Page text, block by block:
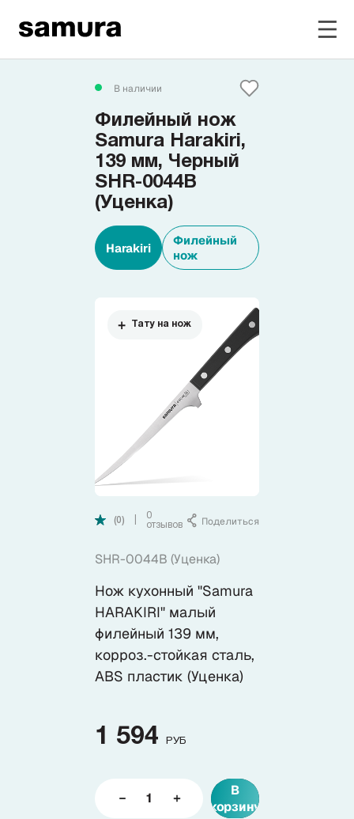
Избранное
Войти в личный кабинет
Смотреть весь каталог
Ножи по назначению
Популярные подборки
Аксессуары
Подарочные карты
В наличии
Филейный нож
Samura Harakiri,
139 мм, Черный
SHR-0044B
(Уценка)
Harakiri
Филейный
нож
Тату на нож
(0)
0
отзывов
Поделиться
SHR-0044B (Уценка)
Нож кухонный "Samura
HARAKIRI" малый
филейный 139 мм,
корроз.-стойкая сталь,
ABS пластик (Уценка)
1 594 РУБ
В
корзину